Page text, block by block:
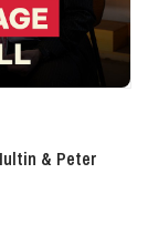
& Peter